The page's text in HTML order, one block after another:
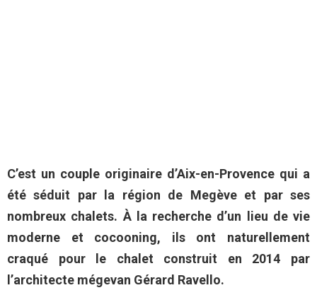
C’est un couple originaire d’Aix-en-Provence qui a
été séduit par la région de Megève et par ses
nombreux chalets. À la recherche d’un lieu de vie
moderne et cocooning, ils ont naturellement
craqué pour le chalet construit en 2014 par
l’architecte mégevan Gérard Ravello.